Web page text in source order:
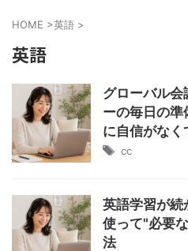
HOME >英語 >
英語
グローバル会
ーの毎日の
に自信がなく
cc
英語学習が続
使って"必要
法